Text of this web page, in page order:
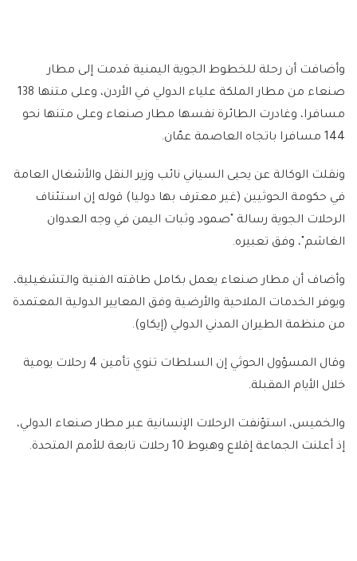
وأضافت أن رحلة للخطوط الجوية اليمنية قدمت إلى مطار
صنعاء من مطار الملكة علياء الدولي في الأردن، وعلى متنها 138
مسافرا، وغادرت الطائرة نفسها مطار صنعاء وعلى متنها نحو
144 مسافرا باتجاه العاصمة عمّان.
ونقلت الوكالة عن يحيى السياني نائب وزير النقل والأشغال العامة
في حكومة الحوثيين (غير معترف بها دوليا) قوله إن استئناف
الرحلات الجوية رسالة "صمود وثبات اليمن في وجه العدوان
الغاشم"، وفق تعبيره.
وأضاف أن مطار صنعاء يعمل بكامل طاقته الفنية والتشغيلية،
ويوفر الخدمات الملاحية والأرضية وفق المعايير الدولية المعتمدة
من منظمة الطيران المدني الدولي (إيكاو).
وقال المسؤول الحوثي إن السلطات تنوي تأمين 4 رحلات يومية
خلال الأيام المقبلة.
والخميس، استؤنفت الرحلات الإنسانية عبر مطار صنعاء الدولي،
إذ أعلنت الجماعة إقلاع وهبوط 10 رحلات تابعة للأمم المتحدة.